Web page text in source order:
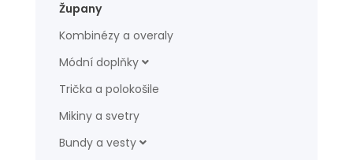
Župany
Kombinézy a overaly
Módní doplňky
Trička a polokošile
Mikiny a svetry
Bundy a vesty